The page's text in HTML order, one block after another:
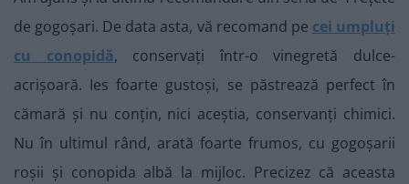
de gogoșari. De data asta, vă recomand pe cei umpluți
cu conopidă, conservați într-o vinegretă dulce-
acrișoară. Ies foarte gustoși, se păstrează perfect în
cămară și nu conțin, nici aceștia, conservanți chimici.
Nu în ultimul rând, arată foarte frumos, cu gogoșarii
roșii și conopida albă la mijloc. Precizez că aceasta